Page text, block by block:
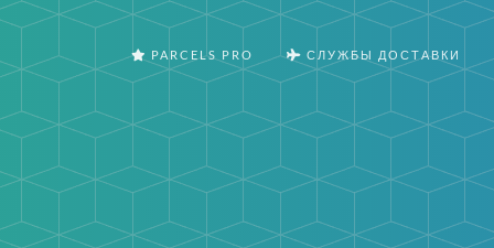
PARCELS PRO СЛУЖБЫ ДОСТАВКИ